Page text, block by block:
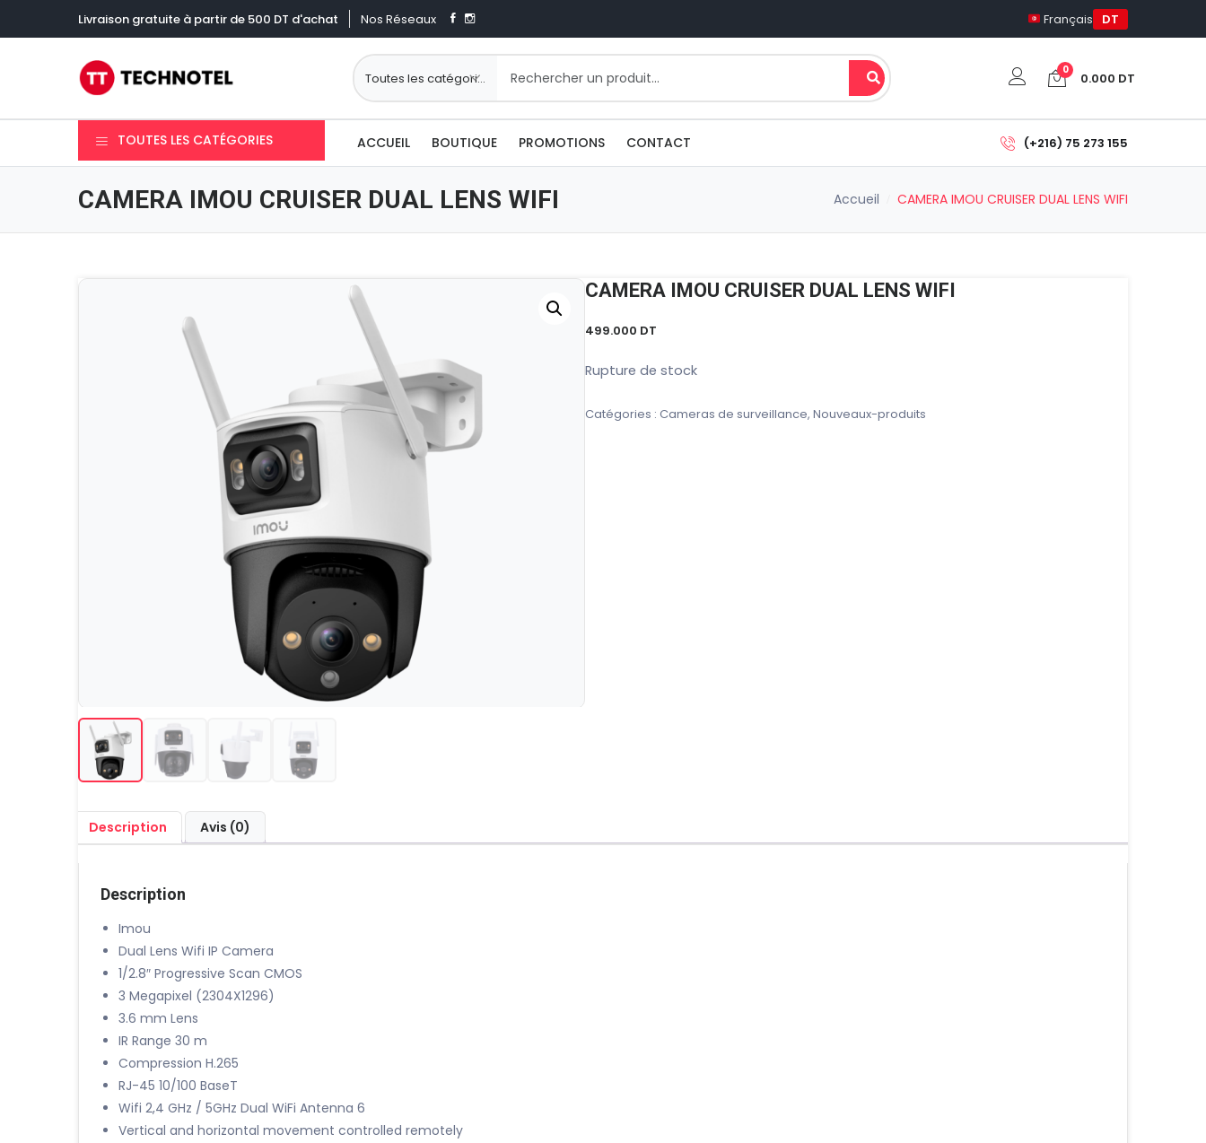
Livraison gratuite à partir de 500 DT d'achat Nos Réseaux Français DT
0 0.000 DT
Sous-total: 0.000DT
TOUTES LES CATÉGORIES ACCUEIL BOUTIQUE PROMOTIONS CONTACT (+216) 75 273 155
CAMERA IMOU CRUISER DUAL LENS WIFI Accueil CAMERA IMOU CRUISER DUAL LENS WIFI
CAMERA IMOU CRUISER DUAL LENS WIFI
499.000 DT
Rupture de stock
Catégories : Cameras de surveillance, Nouveaux-produits
Description Avis (0)
Description
Imou
Dual Lens Wifi IP Camera
1/2.8″ Progressive Scan CMOS
3 Megapixel (2304X1296)
3.6 mm Lens
IR Range 30 m
Compression H.265
RJ-45 10/100 BaseT
Wifi 2,4 GHz / 5GHz Dual WiFi Antenna 6
Vertical and horizontal movement controlled remotely